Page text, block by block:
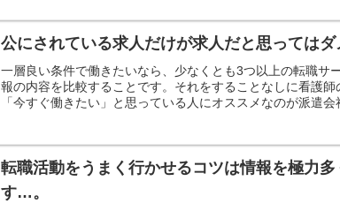
公にされている求人だけが求人だと思ってはダ
一層良い条件で働きたいなら、少なくとも3つ以上の転職サ
報の内容を比較することです。それをすることなしに看護師
「今すぐ働きたい」と思っている人にオススメなのが派遣会
転職活動をうまく行かせるコツは情報を極力
す…。